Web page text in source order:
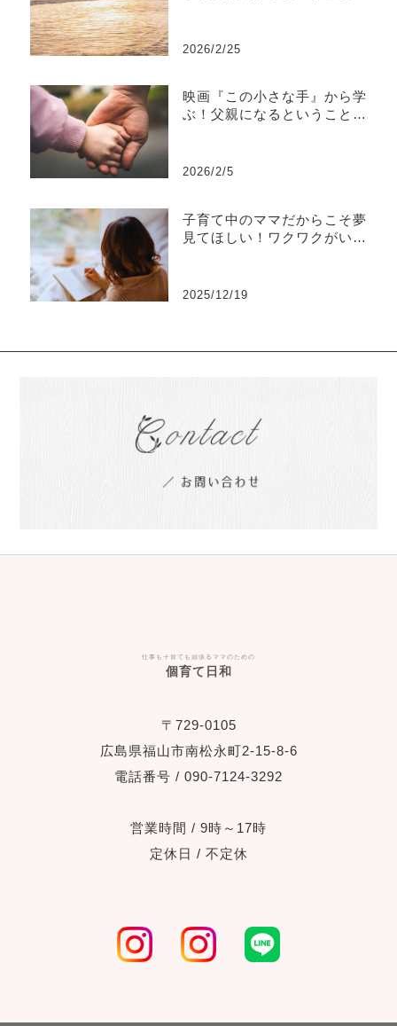
2026/2/25
映画『この小さな手』から学
ぶ！父親になるということ、
2026/2/5
子育て中のママだからこそ夢
見てほしい！ワクワクがいっ
2025/12/19
仕事も子育ても頑張るママのための
個育て日和
〒729-0105
広島県福山市南松永町2-15-8-6
電話番号 / 090-7124-3292
営業時間 / 9時～17時
定休日 / 不定休